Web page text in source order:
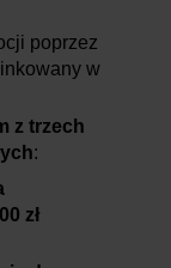
poprzez
w
z trzech
:
zł